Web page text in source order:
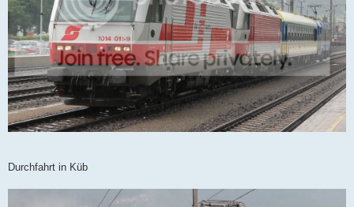
Durchfahrt in Küb